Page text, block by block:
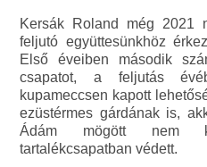
Kersák Roland még 2021
feljutó együttesünkhöz
Első éveiben második
csapatot, a feljutás
kupameccsen kapott
ezüstérmes gárdának is,
Ádám mögött nem
tartalékcsapatban védett.